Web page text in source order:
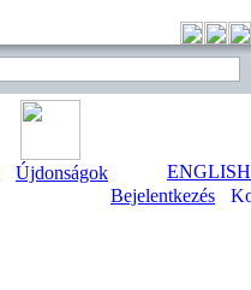
Újdonságok
ENGLISH
Bejelentkezés